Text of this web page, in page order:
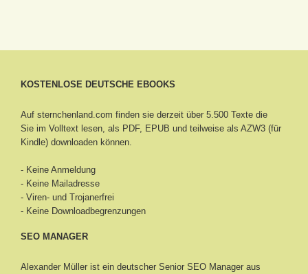
KOSTENLOSE DEUTSCHE EBOOKS
Auf sternchenland.com finden sie derzeit über 5.500 Texte die
Sie im Volltext lesen, als PDF, EPUB und teilweise als AZW3 (für
Kindle) downloaden können.
- Keine Anmeldung
- Keine Mailadresse
- Viren- und Trojanerfrei
- Keine Downloadbegrenzungen
SEO MANAGER
Alexander Müller ist ein deutscher Senior SEO Manager aus